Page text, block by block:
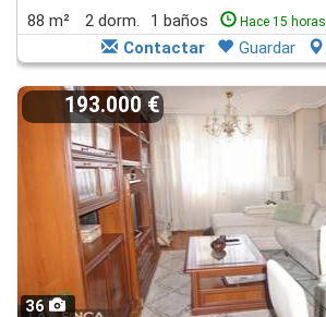
88 m² 2 dorm. 1 baños Hace 15 horas
Contactar Guardar
36
193.000 €